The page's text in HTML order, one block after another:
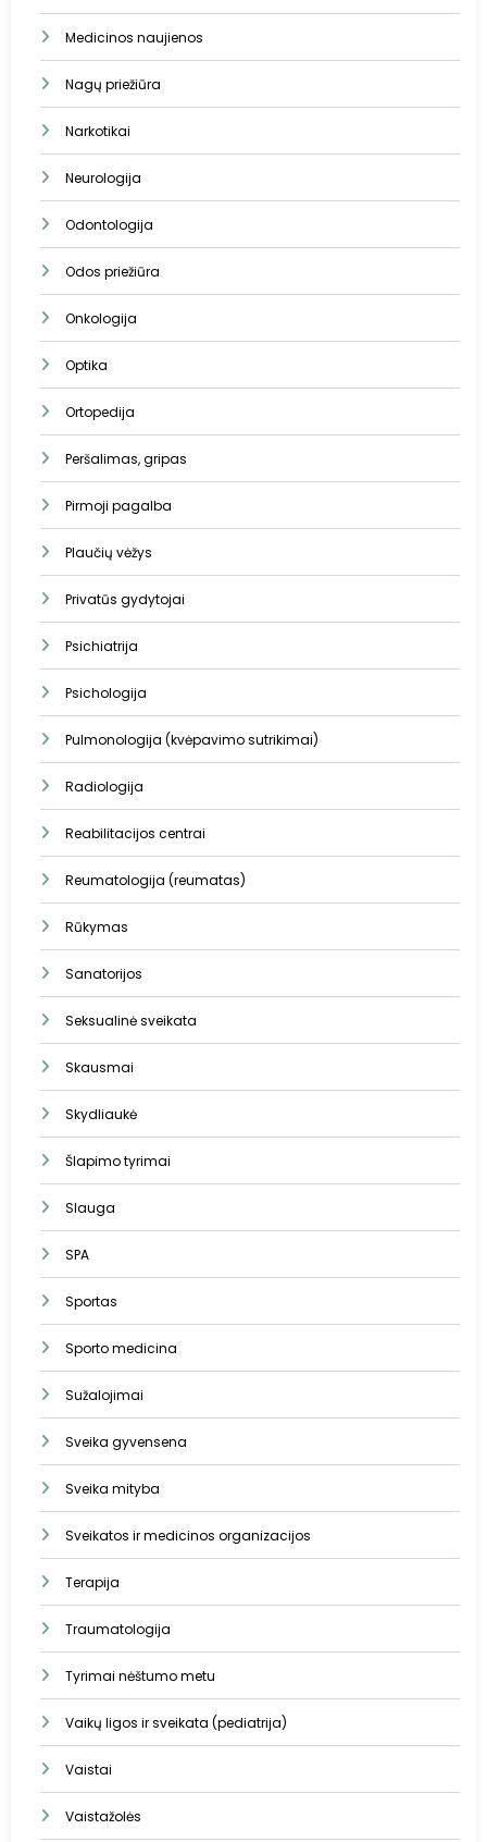
Medicinos naujienos
Nagų priežiūra
Narkotikai
Neurologija
Odontologija
Odos priežiūra
Onkologija
Optika
Ortopedija
Peršalimas, gripas
Pirmoji pagalba
Plaučių vėžys
Privatūs gydytojai
Psichiatrija
Psichologija
Pulmonologija (kvėpavimo sutrikimai)
Radiologija
Reabilitacijos centrai
Reumatologija (reumatas)
Rūkymas
Sanatorijos
Seksualinė sveikata
Skausmai
Skydliaukė
Šlapimo tyrimai
Slauga
SPA
Sportas
Sporto medicina
Sužalojimai
Sveika gyvensena
Sveika mityba
Sveikatos ir medicinos organizacijos
Terapija
Traumatologija
Tyrimai nėštumo metu
Vaikų ligos ir sveikata (pediatrija)
Vaistai
Vaistažolės